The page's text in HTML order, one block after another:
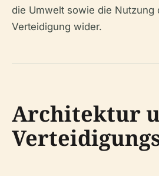
die Umwelt sowie die Nutzung
Verteidigung wider.
Architektur